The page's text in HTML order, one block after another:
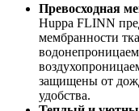
Превосходная
Huppa FLINN
мембранности
защищены от
удобства.